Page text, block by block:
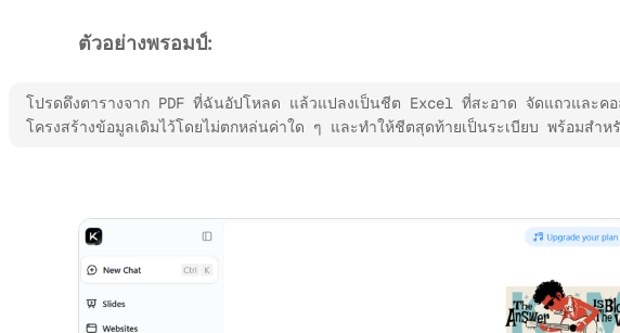
ตัวอย่างพรอมป์:
โปรดดึงตารางจาก PDF ที่ฉันอัปโหลด แล้วแปลงเป็นชีต Excel ที่สะอาด จัดแถวและค
โครงสร้างข้อมูลเดิมไว้โดยไม่ตกหล่นค่าใด ๆ และทำให้ชีตสุดท้ายเป็นระเบียบ พร้อมสำห